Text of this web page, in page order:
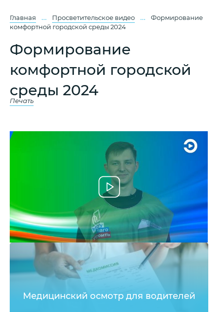
Главная … Просветительское видео …
Формирование
комфортной городской среды 2024
Формирование
комфортной городской
среды 2024
Печать
Медицинский осмотр для водителей